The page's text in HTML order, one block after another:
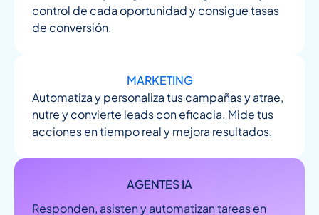
control de cada oportunidad y consigue tasas
de conversión.
MARKETING
Automatiza y personaliza tus campañas y atrae,
nutre y convierte leads con eficacia. Mide tus
acciones en tiempo real y mejora resultados.
AGENTES IA
Responden, asisten y automatizan tareas en